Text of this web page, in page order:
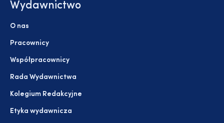
Wydawnictwo
O nas
Pracownicy
Współpracownicy
Rada Wydawnictwa
Kolegium Redakcyjne
Etyka wydawnicza